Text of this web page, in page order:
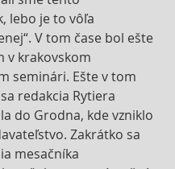
lebo je to vôľa
V tom čase bol ešte
v krakovskom
seminári. Ešte v tom
redakcia Rytiera
do Grodna, kde vzniklo
Zakrátko sa
mesačníka